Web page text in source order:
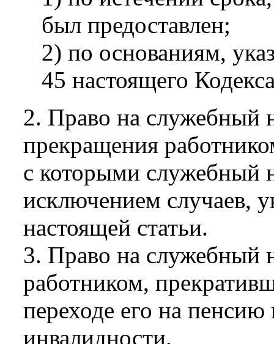
был предоставлен;
2) по основаниям,
45 настоящего
2. Право на служебный
прекращения
с которыми служебный
исключением случаев,
настоящей статьи.
3. Право на служебный
работником,
переходе его на
инвалидности.